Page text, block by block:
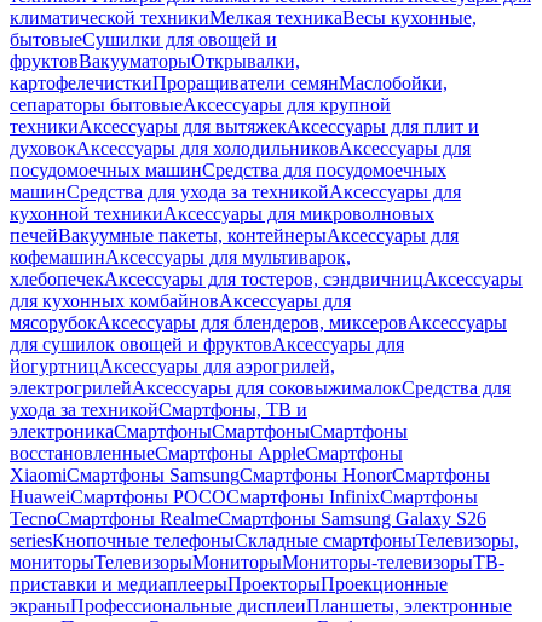
климатической техникиМелкая техникаВесы кухонные,
бытовыеСушилки для овощей и
фруктовВакууматорыОткрывалки,
картофелечисткиПроращиватели семянМаслобойки,
сепараторы бытовыеАксессуары для крупной
техникиАксессуары для вытяжекАксессуары для плит и
духовокАксессуары для холодильниковАксессуары для
посудомоечных машинСредства для посудомоечных
машинСредства для ухода за техникойАксессуары для
кухонной техникиАксессуары для микроволновых
печейВакуумные пакеты, контейнерыАксессуары для
кофемашинАксессуары для мультиварок,
хлебопечекАксессуары для тостеров, сэндвичницАксессуары
для кухонных комбайновАксессуары для
мясорубокАксессуары для блендеров, миксеровАксессуары
для сушилок овощей и фруктовАксессуары для
йогуртницАксессуары для аэрогрилей,
электрогрилейАксессуары для соковыжималокСредства для
ухода за техникойСмартфоны, ТВ и
электроникаСмартфоныСмартфоныСмартфоны
восстановленныеСмартфоны AppleСмартфоны
XiaomiСмартфоны SamsungСмартфоны HonorСмартфоны
HuaweiСмартфоны POCOСмартфоны InfinixСмартфоны
TecnoСмартфоны RealmeСмартфоны Samsung Galaxy S26
seriesКнопочные телефоныСкладные смартфоныТелевизоры,
мониторыТелевизорыМониторыМониторы-телевизорыТВ-
приставки и медиаплеерыПроекторыПроекционные
экраныПрофессиональные дисплеиПланшеты, электронные